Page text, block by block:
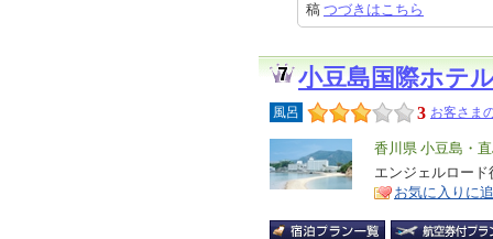
稿 つづきはこちら
小豆島国際ホテ
風呂 3 お客さま
エ
リ
ア
香川県 小豆島・
特
徴
エンジェルロー
お気に入りに